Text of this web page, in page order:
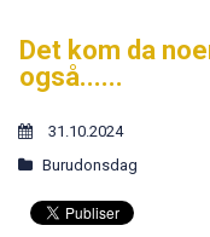
Det kom da
også......
31.10.2024
Burudonsdag